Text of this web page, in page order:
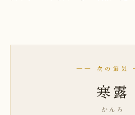
── 次の節気
寒露
かんろ